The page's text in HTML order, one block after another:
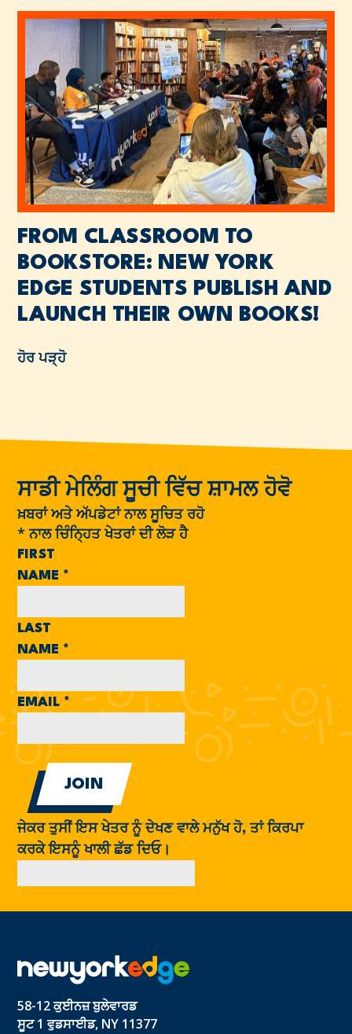
FROM CLASSROOM TO
BOOKSTORE: NEW YORK
EDGE STUDENTS PUBLISH AND
LAUNCH THEIR OWN BOOKS!
ਹੋਰ ਪੜ੍ਹੋ
ਸਾਡੀ ਮੇਲਿੰਗ ਸੂਚੀ ਵਿੱਚ ਸ਼ਾਮਲ ਹੋਵੋ
ਖ਼ਬਰਾਂ ਅਤੇ ਅੱਪਡੇਟਾਂ ਨਾਲ ਸੂਚਿਤ ਰਹੋ
* ਨਾਲ ਚਿੰਨ੍ਹਿਤ ਖੇਤਰਾਂ ਦੀ ਲੋੜ ਹੈ
FIRST
NAME *
LAST
NAME *
EMAIL *
ਜੇਕਰ ਤੁਸੀਂ ਇਸ ਖੇਤਰ ਨੂੰ ਦੇਖਣ ਵਾਲੇ ਮਨੁੱਖ ਹੋ, ਤਾਂ ਕਿਰਪਾ
ਕਰਕੇ ਇਸਨੂੰ ਖਾਲੀ ਛੱਡ ਦਿਓ।
58-12 ਕੁਈਨਜ਼ ਬੁਲੇਵਾਰਡ
ਸੂਟ 1 ਵੁਡਸਾਈਡ, NY 11377